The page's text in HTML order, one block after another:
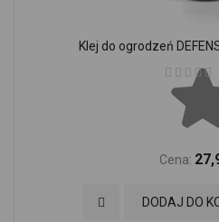
Klej do ogrodzeń
Ocena:
Cena:
DODAJ DO
Dodaj do Ulubionych